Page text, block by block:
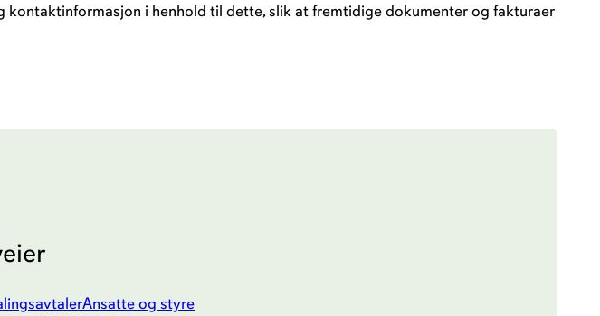
i henhold til dette, slik at fremtidige dokumenter og fakturaer
Ansatte og styre